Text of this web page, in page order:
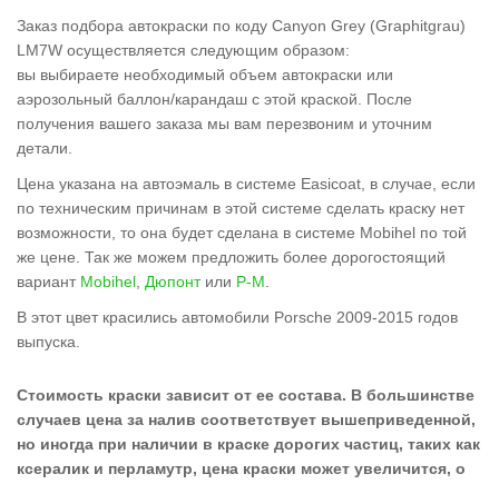
Заказ подбора автокраски по коду Canyon Grey (Graphitgrau)
LM7W осуществляется следующим образом:
вы выбираете необходимый объем автокраски или
аэрозольный баллон/карандаш с этой краской. После
получения вашего заказа мы вам перезвоним и уточним
детали.
Цена указана на автоэмаль в системе Easicoat, в случае, если
по техническим причинам в этой системе сделать краску нет
возможности, то она будет сделана в системе Mobihel по той
же цене. Так же можем предложить более дорогостоящий
вариант Mobihel Дюпонтили Р-М
В этот цвет красились автомобили Porsche 2009-2015 годов
выпуска.
Стоимость краски зависит от ее состава. В большинстве
случаев цена за налив соответствует вышеприведенной,
но иногда при наличии в краске дорогих частиц, таких как
ксералик и перламутр, цена краски может увеличится, о